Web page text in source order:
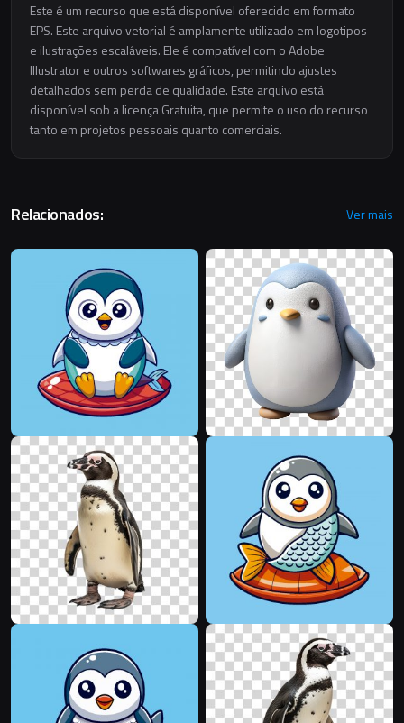
Este é um recurso que está disponível oferecido em formato
EPS. Este arquivo vetorial é amplamente utilizado em logotipos
e ilustrações escaláveis. Ele é compatível com o Adobe
Illustrator e outros softwares gráficos, permitindo ajustes
detalhados sem perda de qualidade. Este arquivo está
disponível sob a licença Gratuita, que permite o uso do recurso
tanto em projetos pessoais quanto comerciais.
Relacionados: Ver mais